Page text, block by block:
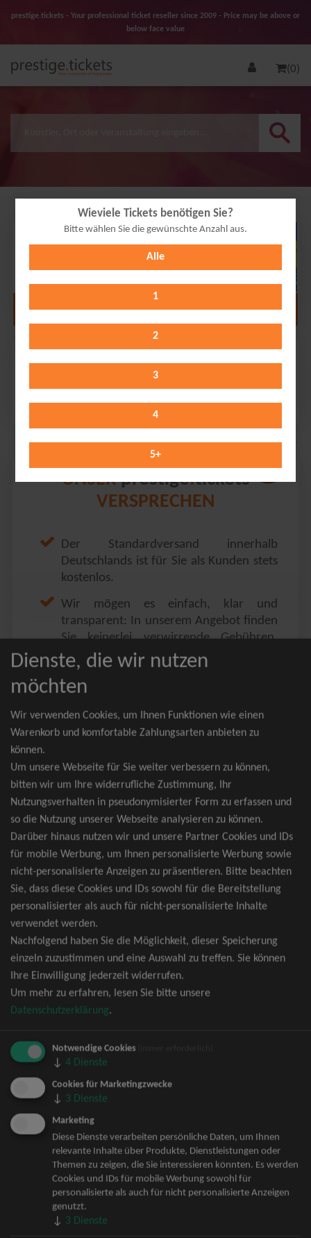
prestige.tickets - Your professional ticket reseller since 2009 - Price may be above or
below face value
(0)
Wieviele Tickets benötigen Sie?
Bitte wählen Sie die gewünschte Anzahl aus.
Alle
1
2
3
4
5+
19
Alle Termine anzeigen
Friday 19.02.2027
UNSERprestige.tickets
VERSPRECHEN
Der Standardversand innerhalb
Deutschlands ist für Sie als Kunden stets
kostenlos.
Wir mögen es einfach, klar und
transparent: In unserem Angebot finden
Sie keinerlei verwirrende Gebühren,
Zusatzangebote oder ähnliches.
Sie erhalten ausschließlich
zusammenhängende Sitzplätze, welche
nach der Bestplatzbuchung vergeben
werden.
wider Erwarten doch nicht verfügbar
sein, erhalten Sie von uns Tickets für die
nächst bessere Kategorie. Und das
kostenfrei und völlig automatisch.
TOP-Events
André Rieu Tickets
David Garrett Tickets
Andrea Berg Tickets
Backstreet Boys Tickets
Unheilig Tickets
Santiano Tickets
Bryan Adams Tickets
Andreas Gabalier Tickets
Die Fantastischen Vier Tickets
Herbert Grönemeyer Tickets
Deep Purple Tickets
Howard Carpendale Tickets
Jan Delay & Disko No.1 Tickets
Pur Tickets
Bob Dylan Tickets
Mark Forster Tickets
The Prodigy Tickets
Dienste, die wir nutzen
möchten
Wir verwenden Cookies, um Ihnen Funktionen wie einen
Warenkorb und komfortable Zahlungsarten anbieten zu
können.
Um unsere Webseite für Sie weiter verbessern zu können,
bitten wir um Ihre widerrufliche Zustimmung, Ihr
Nutzungsverhalten in pseudonymisierter Form zu erfassen und
so die Nutzung unserer Webseite analysieren zu können.
Darüber hinaus nutzen wir und unsere Partner Cookies und IDs
für mobile Werbung, um Ihnen personalisierte Werbung sowie
nicht-personalisierte Anzeigen zu präsentieren. Bitte beachten
Sie, dass diese Cookies und IDs sowohl für die Bereitstellung
personalisierter als auch für nicht-personalisierte Inhalte
verwendet werden.
Nachfolgend haben Sie die Möglichkeit, dieser Speicherung
einzeln zuzustimmen und eine Auswahl zu treffen. Sie können
Ihre Einwilligung jederzeit widerrufen.
Um mehr zu erfahren, lesen Sie bitte unsere
Datenschutzerklärung.
Notwendige Cookies
↓ 4 Dienste
Cookies für Marketingzwecke
↓ 3 Dienste
Marketing
Diese Dienste verarbeiten persönliche Daten, um Ihnen
relevante Inhalte über Produkte, Dienstleistungen oder
Themen zu zeigen, die Sie interessieren könnten. Es werden
Cookies und IDs für mobile Werbung sowohl für
personalisierte als auch für nicht personalisierte Anzeigen
genutzt.
↓ 3 Dienste